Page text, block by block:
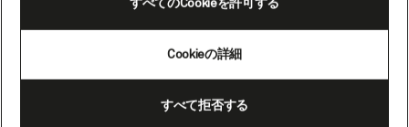
提供いたします。また、人気のクイーン・ヴィクトリア
が訪れる場合もあります。
春にフィヨルドを訪れると、雪の残る山頂などの冬の名
残と季節の花の咲き始めを目にすることができ、素晴ら
Cookieの詳細
すべて拒否する
すべてのCookieを許可する